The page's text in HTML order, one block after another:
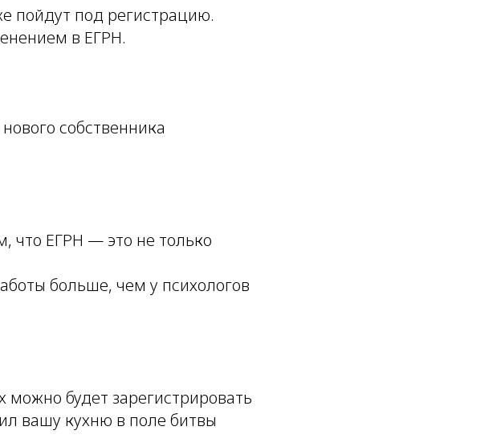
пойдут под регистрацию.
в ЕГРН.
собственника
что ЕГРН — это не только
больше, чем у психологов
будет зарегистрировать
вашу кухню в поле битвы